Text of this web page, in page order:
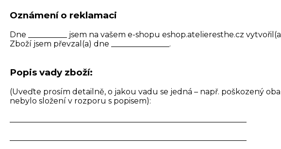
Oznámení o reklamaci
Dne __________ jsem na vašem e-shopu eshop.atelieresthe.cz
Zboží jsem převzal(a) dne _______________.
Popis vady zboží:
(Uveďte prosím detailně, o jakou vadu se jedná – např. poškozený
nebylo složení v rozporu s popisem):